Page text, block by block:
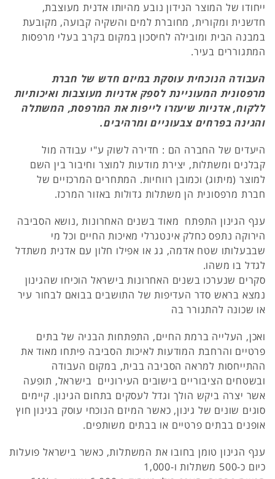
ייחודו של המוצר הנידון נובע מהיותו אדנית מעוצבת,
חדשנית ומקורית, מחוברת למים והשקיה קבועה, מקובעת
במבנה הבית ומובילה לחיסכון במקום בקרב בעלי מרפסות
המתגוררים בעיר.
העבודה הנוכחית עוסקת במיזם חדש של חברת
מרפסונית המעוניינת לספק אדניות מעוצבות ואיכותיות
ללקוח, אדניות שיעזרו לייפות את המרפסת, המשתלה
והגינה בפרחים צבעוניים ומרהיבים.
היעדים של החברה הם : חדירה לשוק ע"י עבודה מול
קבלנים ומשתלות, יצירת מודעות למוצר וחיבור בין השם
למוצר (מיתוג) וכמובן רווחיות. המתחרים המרכזיים של
חברת מרפסונית הן משתלות גדולות באזור המרכז.
ענף הגינון התפתח מאוד בשנים האחרונות ,נושא הסביבה
הירוקה נתפס כחלק אינטגרלי מאיכות החיים וכל מי
שבבעלותו שטח אדמה, גג או אפילו חלון עם אדנית משתדל
לגדל בו משהו.
סקרים שנערכו בשנים האחרונות בישראל הוכיחו שהגינון
נמצא בראש סדר העדיפות של התושבים בבואם לבחור עיר
או שכונה להתגורר בה
ואכן, העלייה ברמת החיים, התפתחות הבניה של בתים
פרטיים והרחבת המודעות לאיכות הסביבה פיתחו מאוד את
ההתייחסות למראה הסביבה בבית, במקום העבודה
ובשטחים הציבוריים בישובים העירוניים בישראל, תופעה
אשר יצרה ביקש הולך וגדל לעסקים בתחום הגינון. קיימים
סוגים שונים של גינון, כאשר המיזם הנוכחי עוסק בגינון חוץ
אופנים בבתים פרטיים או בבתים משותפים.
ענף הגינון טומן בחובו את המשתלות, כאשר בישראל פועלות
כיום כ-500 משתלות ו-1,000